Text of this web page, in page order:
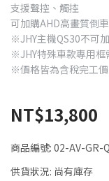
支援聲控、觸控
可加購AHD高畫質倒
※JHY主機QS30不可
※JHY特殊車款專用框
※價格皆為含稅完工價
NT$13,800
商品編號: 02-AV-GR-
供貨狀況: 尚有庫存